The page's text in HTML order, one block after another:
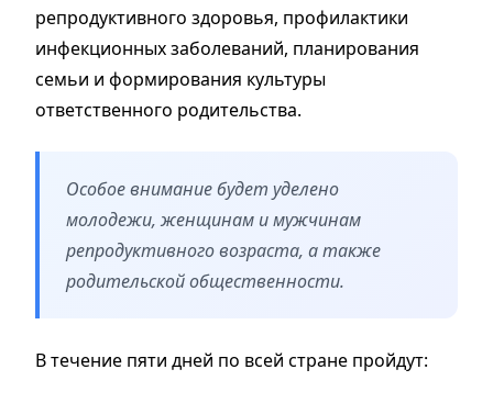
репродуктивного здоровья, профилактики
инфекционных заболеваний, планирования
семьи и формирования культуры
ответственного родительства.
Особое внимание будет уделено
молодежи, женщинам и мужчинам
репродуктивного возраста, а также
родительской общественности.
В течение пяти дней по всей стране пройдут: